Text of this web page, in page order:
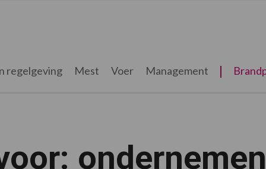
regelgeving Mest Voer Management
ondernemen